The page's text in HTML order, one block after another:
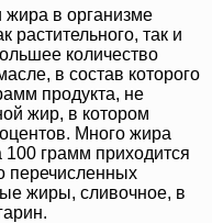
жира в организме
растительного, так и
количество
в состав которого
продукта, не
жир, в котором
Много жира
грамм приходится
перечисленных
жиры, сливочное, в